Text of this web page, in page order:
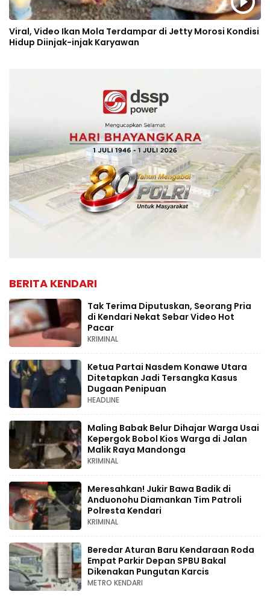
Viral, Video Ikan Mola Terdampar di Jetty Morosi Kondisi
Hidup Diinjak-injak Karyawan
BERITA KENDARI
Tak Terima Diputuskan, Seorang Pria
di Kendari Nekat Sebar Video Hot
Pacar
KRIMINAL
Ketua Partai Nasdem Konawe Utara
Ditetapkan Jadi Tersangka Kasus
Dugaan Penipuan
HEADLINE
Maling Babak Belur Dihajar Warga Usai
Kepergok Bobol Kios Warga di Jalan
Malik Raya Mandonga
KRIMINAL
Meresahkan! Jukir Bawa Badik di
Anduonohu Diamankan Tim Patroli
Polresta Kendari
KRIMINAL
Beredar Aturan Baru Kendaraan Roda
Empat Parkir Depan SPBU Bakal
Dikenakan Pungutan Karcis
METRO KENDARI